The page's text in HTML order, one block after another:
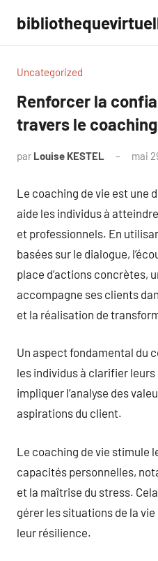
contenu
Uncategorized
Renforcer la
travers le
par Louise KESTEL mai
Le coaching de vie est une
aide les individus à
et professionnels. En
basées sur le dialogue,
place d’actions concrètes,
accompagne ses clients
et la réalisation de
Un aspect fondamental du
les individus à clarifier
impliquer l’analyse des
aspirations du client.
Le coaching de vie stimule
capacités personnelles,
et la maîtrise du stress.
gérer les situations de la
leur résilience.